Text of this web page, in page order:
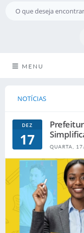
MENU
NOTÍCIAS
DEZ
17 QUARTA,